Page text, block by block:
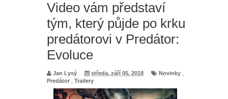
Spider-Man: Zbrusu nový den -
Opravdu Tom Holland nesnášel
půjde po krku predátorovi v Predátor:
Evoluce
Video vám představí
tým, který půjde po krku
predátorovi v Predátor:
Evoluce
Jan Lysý středa, září 05, 2018 Novinky
Predátor
Trailery